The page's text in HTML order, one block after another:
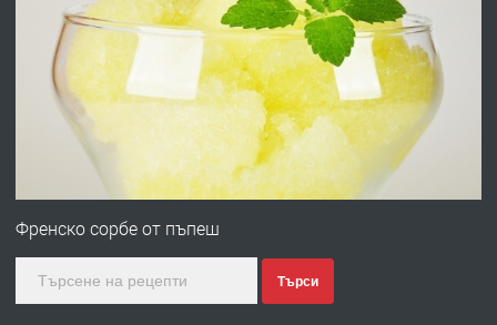
ПРЕДЛАГА
Професионална броячна машина -
със сертификат от ЕЦБ
преди 1 година
Професионална зеленчукорезачка
Френско сорбе от пъпеш
Търси